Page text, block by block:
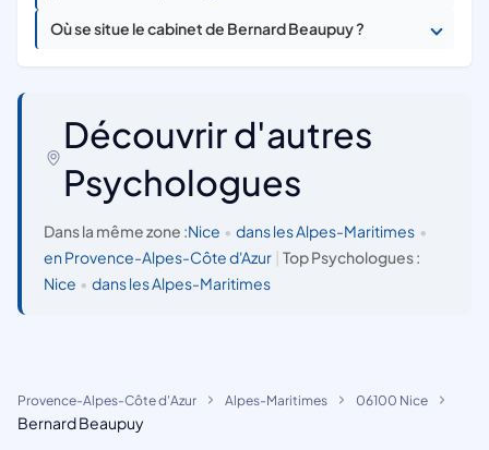
Où se situe le cabinet de Bernard Beaupuy ?
Découvrir d'autres
Psychologues
Dans la même zone :Nice • dans les Alpes-Maritimes •
en Provence-Alpes-Côte d'Azur
Top Psychologues :
Nice • dans les Alpes-Maritimes
Provence-Alpes-Côte d'Azur Alpes-Maritimes 06100 Nice
Bernard Beaupuy